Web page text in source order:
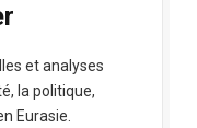
et analyses
la politique,
Eurasie.